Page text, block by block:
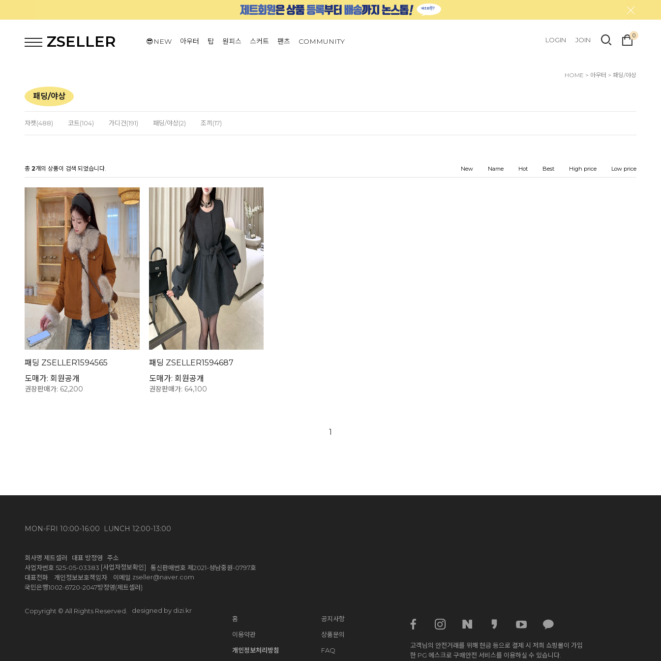
ZSELLER 😎NEW 아우터 탑 원피스 스커트 팬츠 COMMUNITY LOGIN JOIN
0
HOME > 아우터 > 패딩/야상
패딩/야상
자켓(488) 코트(104) 가디건(191) 패딩/야상(2) 조끼(17)
총 2개의 상품이 검색 되었습니다. New Name Hot Best High price Low price
패딩 ZSELLER1594565
도매가: 회원공개
권장판매가: 62,200
패딩 ZSELLER1594687
도매가: 회원공개
권장판매가: 64,100
1
MON-FRI 10:00-16:00 LUNCH 12:00-13:00
회사명 제트셀러 대표 방정영 주소
사업자번호 525-05-03383 [사업자정보확인] 통신판매번호 제2021-성남중원-0797호
대표전화 개인정보보호책임자 이메일 zseller@naver.com
국민은행1002-6720-2047방정영(제트셀러)
Copyright © All Rights Reserved. designed by dizi.kr
홈
이용약관
개인정보처리방침
공지사항
상품문의
FAQ
고객님의 안전거래를 위해 현금 등으로 결제 시 저희 쇼핑몰이 가입
한 PG 에스크로 구매안전 서비스를 이용하실 수 있습니다.